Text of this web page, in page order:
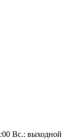
Вс.: выходной